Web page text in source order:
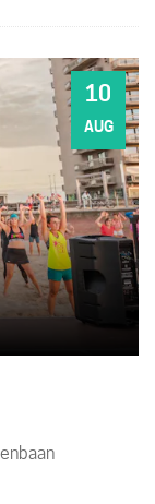
MA10
AUG